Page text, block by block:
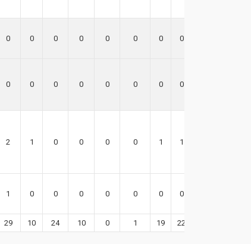
0 0 0 0 0 0 0 0
0 0 0 0 0 0 0 0
2 1 0 0 0 0 1 1
1 0 0 0 0 0 0 0
29 10 24 10 0 1 19 22